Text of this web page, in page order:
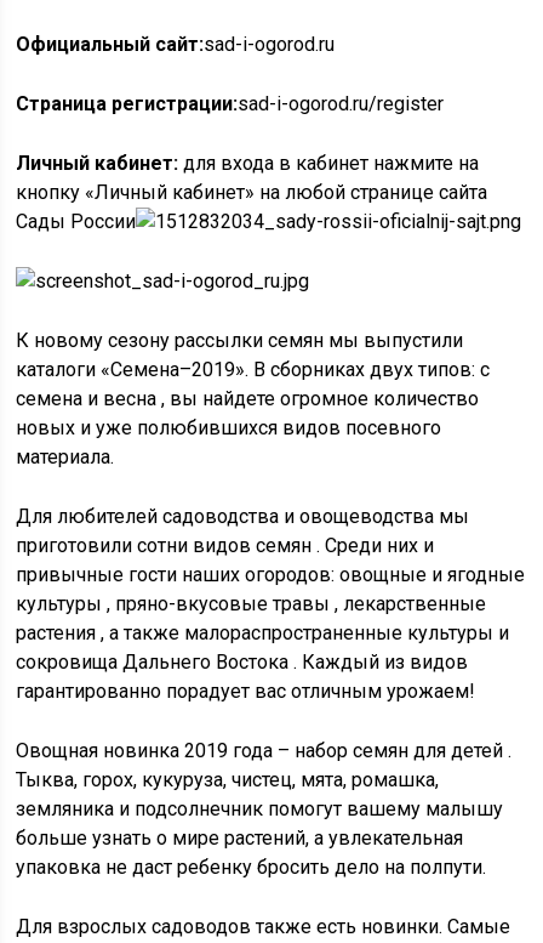
Официальный сайт:sad-i-ogorod.ru
Страница регистрации:sad-i-ogorod.ru/register
Личный кабинет: для входа в кабинет нажмите на
кнопку «Личный кабинет» на любой странице сайта
Сады России
К новому сезону рассылки семян мы выпустили
каталоги «Семена–2019». В сборниках двух типов: с
семена и весна , вы найдете огромное количество
новых и уже полюбившихся видов посевного
материала.
Для любителей садоводства и овощеводства мы
приготовили сотни видов семян . Среди них и
привычные гости наших огородов: овощные и ягодные
культуры , пряно-вкусовые травы , лекарственные
растения , а также малораспространенные культуры и
сокровища Дальнего Востока . Каждый из видов
гарантированно порадует вас отличным урожаем!
Овощная новинка 2019 года – набор семян для детей .
Тыква, горох, кукуруза, чистец, мята, ромашка,
земляника и подсолнечник помогут вашему малышу
больше узнать о мире растений, а увлекательная
упаковка не даст ребенку бросить дело на полпути.
Для взрослых садоводов также есть новинки. Самые